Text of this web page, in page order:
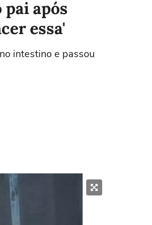
após
essa'
intestino e passou